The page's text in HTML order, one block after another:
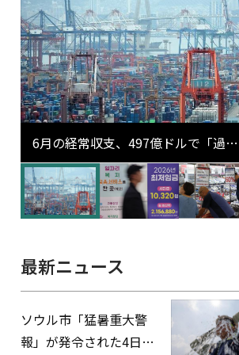
6月の経常収支、497億ドルで「過去
最大」…輸出が初の1000億ドル突破
最新ニュース
ソウル市「猛暑重大警
報」が発令された4日、